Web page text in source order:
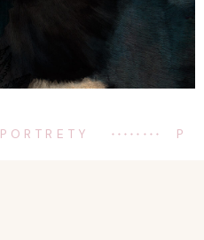
PORTRETY ........